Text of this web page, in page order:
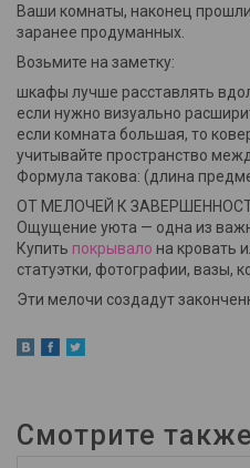
Ваши комнаты, наконец
заранее продуманных.
Возьмите на заметку:
шкафы лучше расставлять
если нужно визуально
если комната большая, то
учитывайте пространство
Формула такова: (длина
ОТ МЕЛОЧЕЙ К
Ощущение уюта — одна из
Купить покрывало на кровать
статуэтки, фотографии, вазы,
Эти мелочи создадут